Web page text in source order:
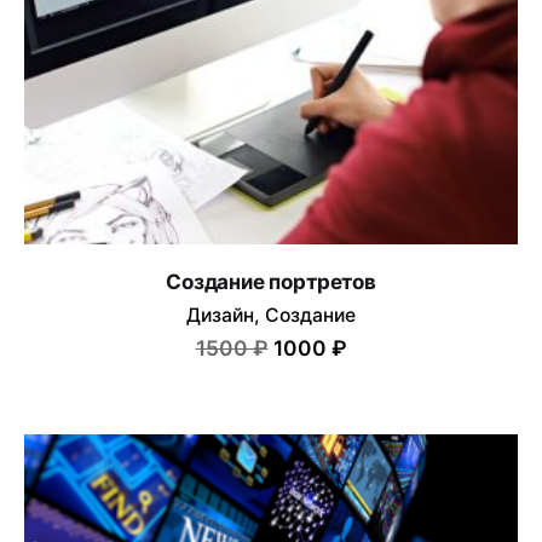
Создание портретов
Дизайн Создание
1500 ₽1000 ₽